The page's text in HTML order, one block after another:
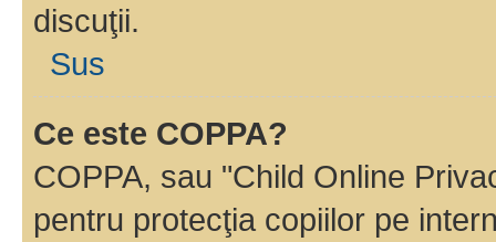
discuţii.
Sus
Ce este COPPA?
COPPA, sau "Child Online
pentru protecţia copiilor pe